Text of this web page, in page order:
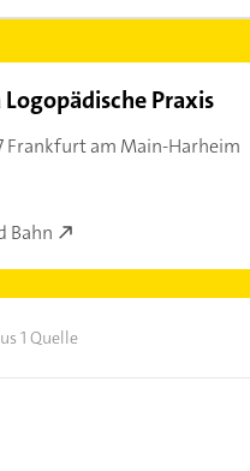
Praxis
Frankfurt am Main-Harheim
Bahn
1 Quelle